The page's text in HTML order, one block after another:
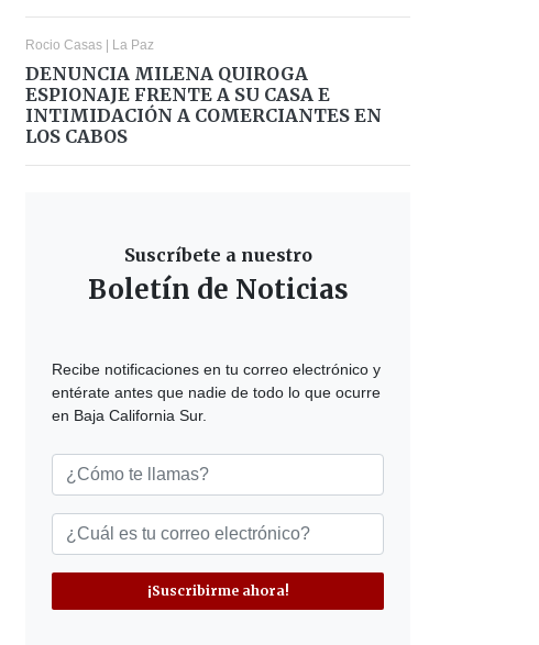
Rocio Casas | La Paz
DENUNCIA MILENA QUIROGA
ESPIONAJE FRENTE A SU CASA E
INTIMIDACIÓN A COMERCIANTES EN
LOS CABOS
Suscríbete a nuestro
Boletín de Noticias
Recibe notificaciones en tu correo electrónico y
entérate antes que nadie de todo lo que ocurre
en Baja California Sur.
¡Suscribirme ahora!